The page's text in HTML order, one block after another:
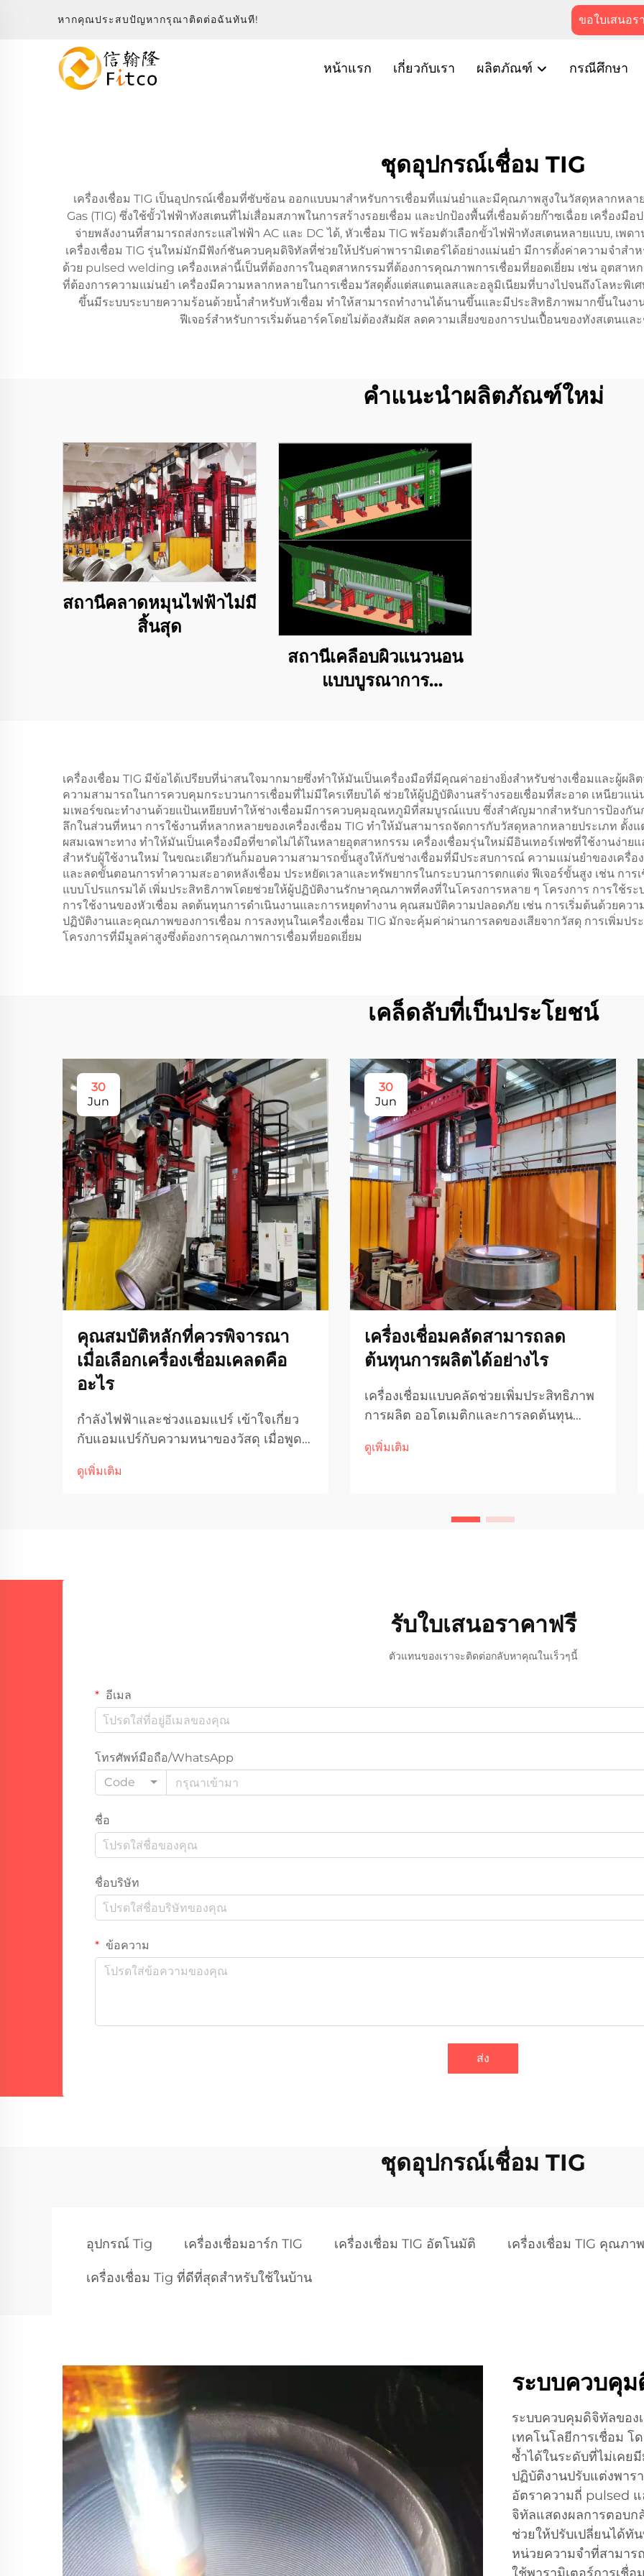
หากคุณประสบปัญหากรุณาติดต่อฉันทันที! ขอใบเสนอร
หน้าแรก เกี่ยวกับเรา ผลิตภัณฑ์ กรณีศึกษา
ชุดอุปกรณ์เชื่อม TIG
เครื่องเชื่อม TIG เป็นอุปกรณ์เชื่อมที่ซับซ้อน ออกแบบมาสำหรับการเชื่อมที่แม่นยำและมีคุณภาพสูงในวัสดุหลากหล
Gas (TIG) ซึ่งใช้ขั้วไฟฟ้าทังสเตนที่ไม่เสื่อมสภาพในการสร้างรอยเชื่อม และปกป้องพื้นที่เชื่อมด้วยก๊าซเฉื่อย เครื่องมื
จ่ายพลังงานที่สามารถส่งกระแสไฟฟ้า AC และ DC ได้, หัวเชื่อม TIG พร้อมตัวเลือกขั้วไฟฟ้าทังสเตนหลายแบบ, เพ
เครื่องเชื่อม TIG รุ่นใหม่มักมีฟังก์ชันควบคุมดิจิทัลที่ช่วยให้ปรับค่าพารามิเตอร์ได้อย่างแม่นยำ มีการตั้งค่าความจำสำ
ด้วย pulsed welding เครื่องเหล่านี้เป็นที่ต้องการในอุตสาหกรรมที่ต้องการคุณภาพการเชื่อมที่ยอดเยี่ยม เช่น อุตสา
ที่ต้องการความแม่นยำ เครื่องมีความหลากหลายในการเชื่อมวัสดุตั้งแต่สแตนเลสและอลูมิเนียมที่บางไปจนถึงโลหะพิเ
ขึ้นมีระบบระบายความร้อนด้วยน้ำสำหรับหัวเชื่อม ทำให้สามารถทำงานได้นานขึ้นและมีประสิทธิภาพมากขึ้นในง
ฟีเจอร์สำหรับการเริ่มต้นอาร์คโดยไม่ต้องสัมผัส ลดความเสี่ยงของการปนเปื้อนของทังสเตนแล
คำแนะนำผลิตภัณฑ์ใหม่
สถานีคลาดหมุนไฟฟ้าไม่มี
สิ้นสุด
สถานีเคลือบผิวแนวนอน
แบบบูรณาการ
เครื่องเชื่อม TIG มีข้อได้เปรียบที่น่าสนใจมากมายซึ่งทำให้มันเป็นเครื่องมือที่มีคุณค่าอย่างยิ่งสำหรับช่างเชื่อมและผู้ผ
ความสามารถในการควบคุมกระบวนการเชื่อมที่ไม่มีใครเทียบได้ ช่วยให้ผู้ปฏิบัติงานสร้างรอยเชื่อมที่สะอาด เหนียวแ
มเพอร์ขณะทำงานด้วยแป้นเหยียบทำให้ช่างเชื่อมมีการควบคุมอุณหภูมิที่สมบูรณ์แบบ ซึ่งสำคัญมากสำหรับการป้องกันก
ลึกในส่วนที่หนา การใช้งานที่หลากหลายของเครื่องเชื่อม TIG ทำให้มันสามารถจัดการกับวัสดุหลากหลายประเภท ตั้ง
ผสมเฉพาะทาง ทำให้มันเป็นเครื่องมือที่ขาดไม่ได้ในหลายอุตสาหกรรม เครื่องเชื่อมรุ่นใหม่มีอินเทอร์เฟซที่ใช้งานง่าย
สำหรับผู้ใช้งานใหม่ ในขณะเดียวกันก็มอบความสามารถขั้นสูงให้กับช่างเชื่อมที่มีประสบการณ์ ความแม่นยำของเครื่อ
และลดขั้นตอนการทำความสะอาดหลังเชื่อม ประหยัดเวลาและทรัพยากรในกระบวนการตกแต่ง ฟีเจอร์ขั้นสูง เช่น กา
แบบโปรแกรมได้ เพิ่มประสิทธิภาพโดยช่วยให้ผู้ปฏิบัติงานรักษาคุณภาพที่คงที่ในโครงการหลาย ๆ โครงการ การใช้ร
การใช้งานของหัวเชื่อม ลดต้นทุนการดำเนินงานและการหยุดทำงาน คุณสมบัติความปลอดภัย เช่น การเริ่มต้นด้วยคว
ปฏิบัติงานและคุณภาพของการเชื่อม การลงทุนในเครื่องเชื่อม TIG มักจะคุ้มค่าผ่านการลดของเสียจากวัสดุ การเพิ่มป
โครงการที่มีมูลค่าสูงซึ่งต้องการคุณภาพการเชื่อมที่ยอดเยี่ยม
เคล็ดลับที่เป็นประโยชน์
30
Jun
คุณสมบัติหลักที่ควรพิจารณา
เมื่อเลือกเครื่องเชื่อมเคลดคือ
อะไร
กำลังไฟฟ้าและช่วงแอมแปร์ เข้าใจเกี่ยว
กับแอมแปร์กับความหนาของวัสดุ เมื่อพูด
กระแสแอมแปร์มีบทบาทสำคัญอย่างมาก
ดูเพิ่มเติม
30
Jun
เครื่องเชื่อมคลัดสามารถลด
ต้นทุนการผลิตได้อย่างไร
เครื่องเชื่อมแบบคลัดช่วยเพิ่มประสิทธิภาพ
การผลิต ออโตเมติกและการลดต้นทุน
สามารถทำงานได้ค่อนข้างอิสระ ซึ่ง
ดูเพิ่มเติม
รับใบเสนอราคาฟรี
ตัวแทนของเราจะติดต่อกลับหาคุณในเร็วๆนี้
อีเมล
โทรศัพท์มือถือ/WhatsApp
Code
ชื่อ
ชื่อบริษัท
ข้อความ
ส่ง
ชุดอุปกรณ์เชื่อม TIG
อุปกรณ์ Tig เครื่องเชื่อมอาร์ก TIG เครื่องเชื่อม TIG อัตโนมัติ เครื่องเชื่อม TIG คุณภา
เครื่องเชื่อม Tig ที่ดีที่สุดสำหรับใช้ในบ้าน
ระบบควบคุ
ระบบควบคุมดิจิทัลของ
เทคโนโลยีการเชื่อม
ซ้ำได้ในระดับที่ไม่เคย
ปฏิบัติงานปรับแต่งพาร
อัตราความถี่ pulsed
จิทัลแสดงผลการตอบก
ช่วยให้ปรับเปลี่ยนได้
หน่วยความจำที่สามาร